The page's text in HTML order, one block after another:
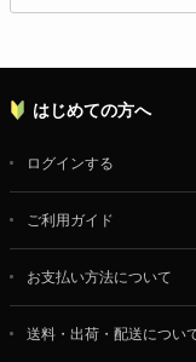
はじめての方へ
ログインする
ご利用ガイド
お支払い方法について
送料・出荷・配送につい